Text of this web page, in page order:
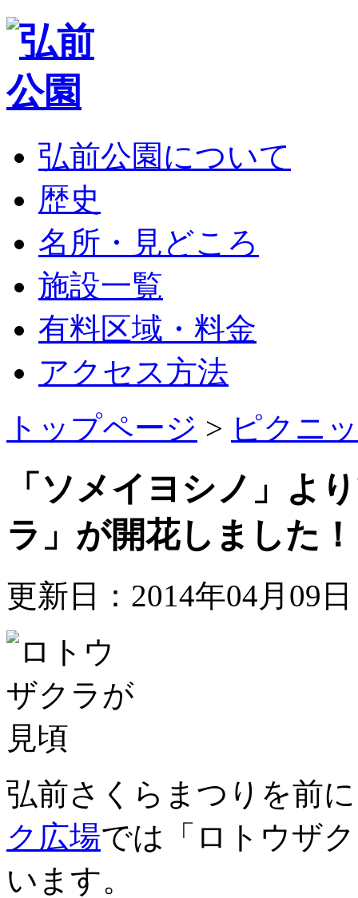
弘前公園について
歴史
名所・見どころ
施設一覧
有料区域・料金
アクセス方法
トップページ > ピクニ
「ソメイヨシノ」よ
ラ」が開花しました！
更新日：2014年04月09
弘前さくらまつりを前
ク広場では「ロトウザ
います。